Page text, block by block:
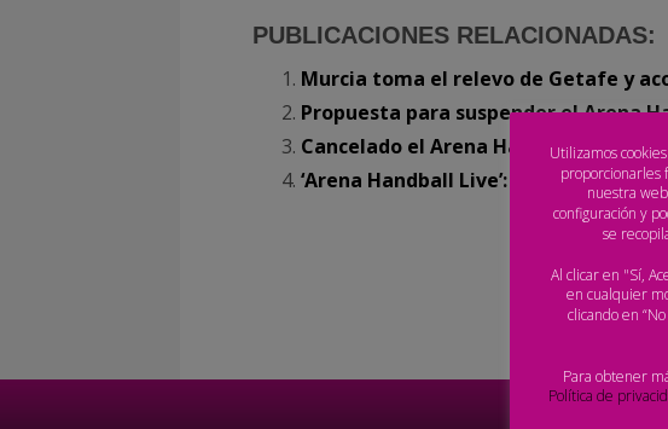
PUBLICACIONES RELACIONADAS:
Murcia toma el relevo de Getafe y
Propuesta para suspender el Arena
Cancelado el Arena Handball Tour
‘Arena Handball Live’: Ángel Sevilla
Utilizamos
proporcionarles
nuestra
configuración y
se
Al clicar en "Sí,
en cualquier
clicando en
Para obtener
Política de